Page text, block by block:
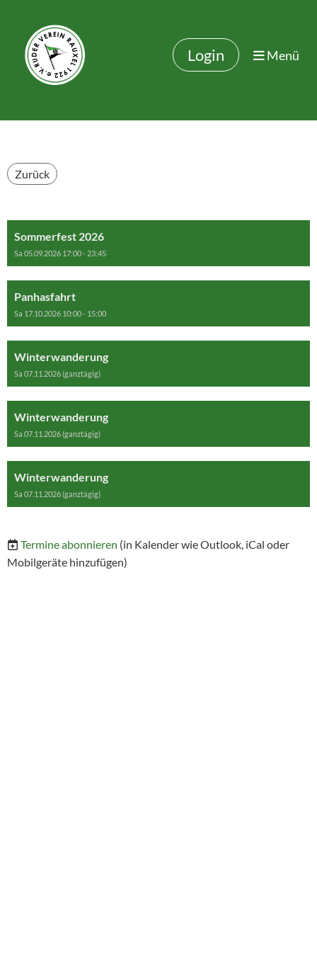
Login Menü
Zurück
Sommerfest 2026
Sa 05.09.2026 17:00 - 23:45
Panhasfahrt
Sa 17.10.2026 10:00 - 15:00
Winterwanderung
Sa 07.11.2026 (ganztägig)
Winterwanderung
Sa 07.11.2026 (ganztägig)
Winterwanderung
Sa 07.11.2026 (ganztägig)
Termine abonnieren (in Kalender wie Outlook, iCal oder
Mobilgeräte hinzufügen)